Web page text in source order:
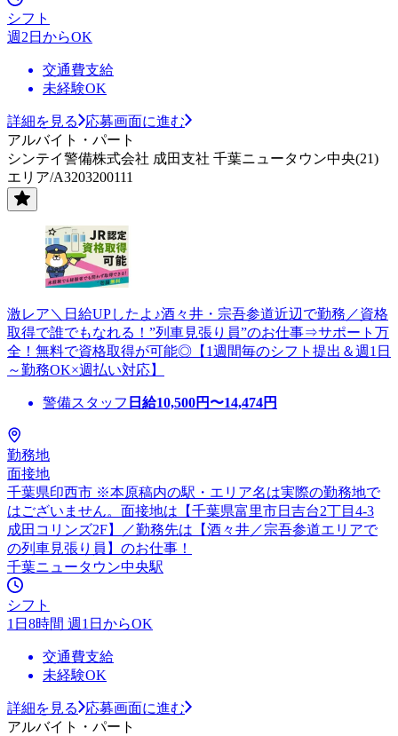
シフト
週2日からOK
交通費支給
未経験OK
詳細を見る
応募画面に進む
アルバイト・パート
シンテイ警備株式会社 成田支社 千葉ニュータウン中央(21)
エリア/A3203200111
激レア＼日給UPしたよ♪酒々井・宗吾参道近辺で勤務／資格
取得で誰でもなれる！”列車見張り員”のお仕事⇒サポート万
全！無料で資格取得が可能◎【1週間毎のシフト提出＆週1日
～勤務OK×週払い対応】
警備スタッフ 日給10,500円〜14,474円
勤務地
面接地
千葉県印西市 ※本原稿内の駅・エリア名は実際の勤務地で
はございません。面接地は【千葉県富里市日吉台2丁目4-3
成田コリンズ2F】／勤務先は【酒々井／宗吾参道エリアで
の列車見張り員】のお仕事！
千葉ニュータウン中央駅
シフト
1日8時間 週1日からOK
交通費支給
未経験OK
詳細を見る
応募画面に進む
アルバイト・パート